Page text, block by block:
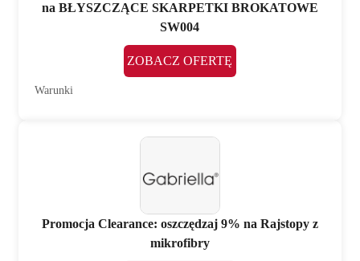
na BŁYSZCZĄCE SKARPETKI BROKATOWE
SW004
ZOBACZ OFERTĘ
Warunki
Promocja Clearance: oszczędzaj 9% na Rajstopy z
mikrofibry